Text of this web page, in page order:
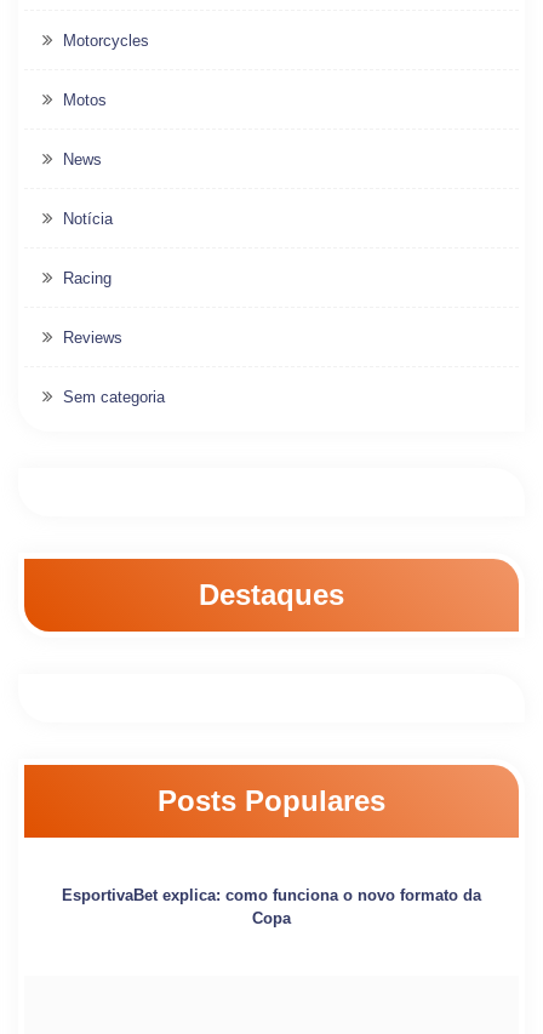
Motorcycles
Motos
News
Notícia
Racing
Reviews
Sem categoria
Destaques
Posts Populares
EsportivaBet explica: como funciona o novo formato da
Copa